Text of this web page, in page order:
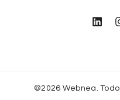
©2026 Webnea.